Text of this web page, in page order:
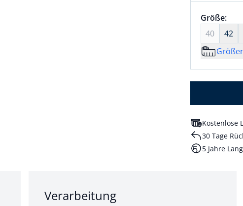
Größe:
40
42
Kostenlose
30 Tage
5 Jahre
Abschnitt 2 von 3:
Verarbeitung